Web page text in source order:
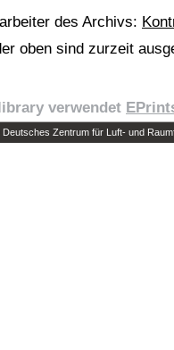
des Archivs:
oben sind zurzeit
verwendet
Zentrum für Luft- und